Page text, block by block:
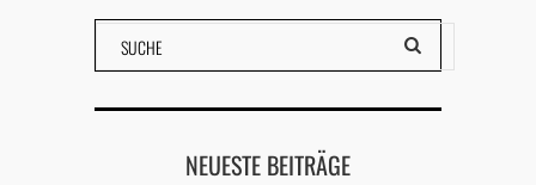
NEUESTE BEITRÄGE